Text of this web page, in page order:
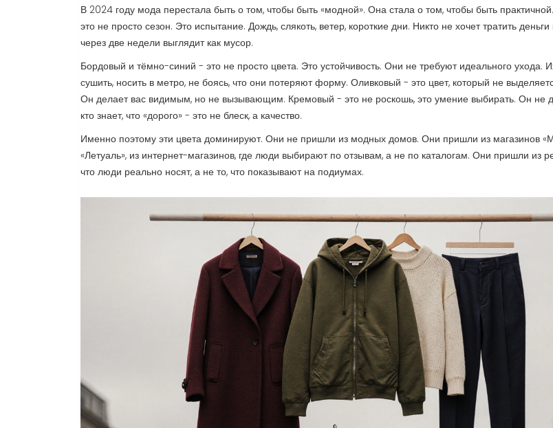
В 2024 году мода перестала быть о том, чтобы быть «модной». Она стала о том, чтобы быть
это не просто сезон. Это испытание. Дождь, слякоть, ветер, короткие дни. Никто не хочет тратить
через две недели выглядит как мусор.
Бордовый и тёмно-синий - это не просто цвета. Это устойчивость. Они не требуют идеального ухода.
сушить, носить в метро, не боясь, что они потеряют форму. Оливковый - это цвет, который не
Он делает вас видимым, но не вызывающим. Кремовый - это не роскошь, это умение выбирать. Он не
кто знает, что «дорого» - это не блеск, а качество.
Именно поэтому эти цвета доминируют. Они не пришли из модных домов. Они пришли из магазинов
«Летуаль», из интернет-магазинов, где люди выбирают по отзывам, а не по каталогам. Они пришли из
что люди реально носят, а не то, что показывают на подиумах.